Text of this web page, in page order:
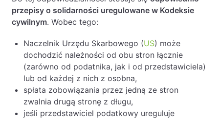
przepisy o solidarności uregulowane w Kodeksie
cywilnym. Wobec tego:
Naczelnik Urzędu Skarbowego (US) może
dochodzić należności od obu stron łącznie
(zarówno od podatnika, jak i od przedstawiciela)
lub od każdej z nich z osobna,
spłata zobowiązania przez jedną ze stron
zwalnia drugą stronę z długu,
jeśli przedstawiciel podatkowy ureguluje